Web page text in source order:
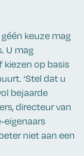
keuze mag
U mag
kiezen op basis
‘Stel dat u
bejaarde
directeur van
eigenaars
niet aan een